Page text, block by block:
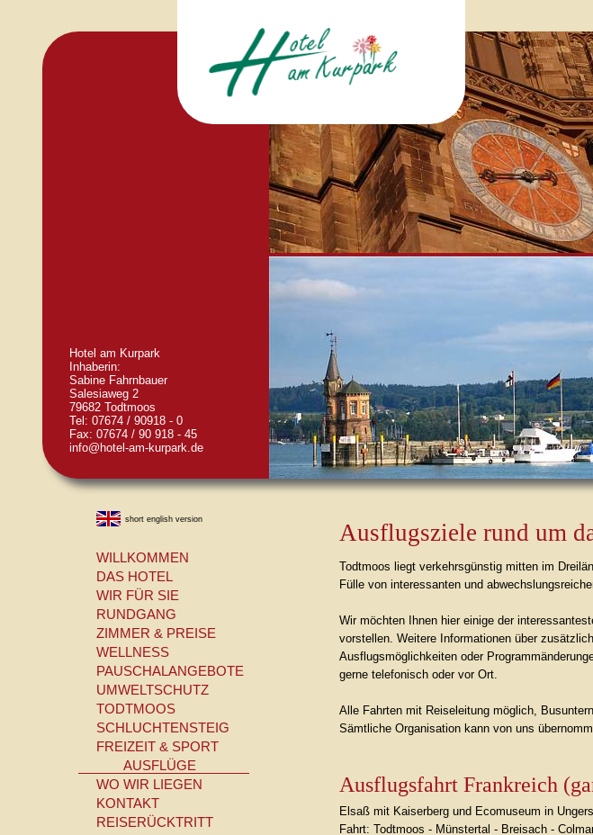
Hotel am Kurpark
Inhaberin:
Sabine Fahrnbauer
Salesiaweg 2
79682 Todtmoos
Tel: 07674 / 90918 - 0
Fax: 07674 / 90 918 - 45
info@hotel-am-kurpark.de
short english version
WILLKOMMEN
DAS HOTEL
WIR FÜR SIE
RUNDGANG
ZIMMER & PREISE
WELLNESS
PAUSCHALANGEBOTE
UMWELTSCHUTZ
TODTMOOS
SCHLUCHTENSTEIG
FREIZEIT & SPORT
AUSFLÜGE
WO WIR LIEGEN
KONTAKT
REISERÜCKTRITT
Ausflugsziele rund um
Todtmoos liegt verkehrsgünstig mitten im
Fülle von interessanten und
Wir möchten Ihnen hier einige der
vorstellen. Weitere Informationen über
Ausflugsmöglichkeiten oder
gerne telefonisch oder vor Ort.
Alle Fahrten mit Reiseleitung möglich,
Sämtliche Organisation kann von uns
Ausflugsfahrt Frankreich
Elsaß mit Kaiserberg und Ecomuseum in
Fahrt: Todtmoos - Münstertal - Breisach -